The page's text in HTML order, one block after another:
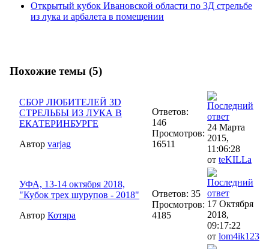
Открытый кубок Ивановской области по 3Д стрельбе
из лука и арбалета в помещении
Похожие темы (5)
СБОР ЛЮБИТЕЛЕЙ 3D
СТРЕЛЬБЫ ИЗ ЛУКА В
ЕКАТЕРИНБУРГЕ
Автор varjag
Ответов:
146
Просмотров:
16511
24 Марта
2015,
11:06:28
от teKILLa
УФА, 13-14 октября 2018,
"Кубок трех шурупов - 2018"
Автор Котяра
Ответов: 35
Просмотров:
4185
17 Октября
2018,
09:17:22
от lom4ik123